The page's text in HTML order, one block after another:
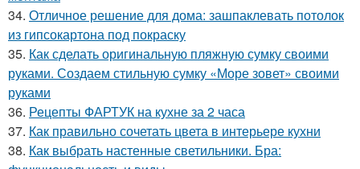
34. Отличное решение для дома: зашпаклевать потолок
из гипсокартона под покраску
35. Как сделать оригинальную пляжную сумку своими
руками. Создаем стильную сумку «Море зовет» своими
руками
36. Рецепты ФАРТУК на кухне за 2 часа
37. Как правильно сочетать цвета в интерьере кухни
38. Как выбрать настенные светильники. Бра: